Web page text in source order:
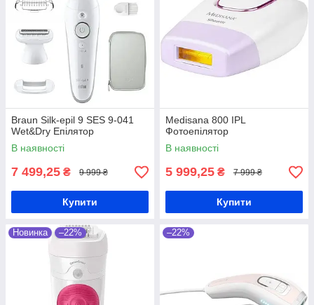
Braun Silk-epil 9 SES 9-041
Wet&Dry Епілятор
В наявності
7 499,25 ₴ 9 999 ₴
Купити
Medisana 800 IPL
Фотоепілятор
В наявності
5 999,25 ₴ 7 999 ₴
Купити
Новинка –22% –22%